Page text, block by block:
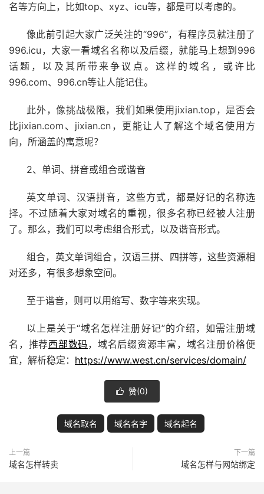
名等方向上，比如top、xyz、icu等，都是可以考虑的。
像此前引起大家广泛关注的“996”，有程序员就注册了
996.icu，大家一看域名名称以及后缀，就能马上想到996
话题，以及其所带来争议点。这样的域名，或许比
996.com、996.cn等让人能记住。
此外，像挑战极限，我们如果使用jixian.top，是否会
比jixian.com、jixian.cn，更能让人了解这个域名使用方
向，所涵盖的寓意呢？
2、单词、拼音或组合或谐音
英文单词、汉语拼音，这些方式，都是好记的名称选
择。不过随着大家对域名的重视，很多名称已经被人注册
了。那么，我们可以考虑组合形式，以及谐音形式。
组合，英文单词组合，汉语三拼、四拼等，这些资源相
对还多，有很多想象空间。
至于谐音，则可以用缩写、数字等来实现。
以上是关于“域名怎样注册好记”的介绍，如需注册域
名，推荐西部数码 ，域名后缀资源丰富，域名注册价格便
宜，解析稳定： https://www.west.cn/services/domain/
 赞(0)
域名取名 域名名字 域名起名
上一篇
域名怎样转卖
下一篇
域名怎样与网站绑定